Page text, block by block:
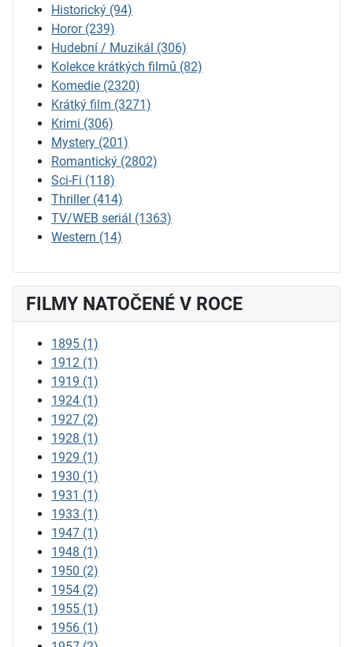
Historický (94)
Horor (239)
Hudební / Muzikál (306)
Kolekce krátkých filmů (82)
Komedie (2320)
Krátký film (3271)
Krimi (306)
Mystery (201)
Romantický (2802)
Sci-Fi (118)
Thriller (414)
TV/WEB seriál (1363)
Western (14)
FILMY NATOČENÉ V ROCE
1895 (1)
1912 (1)
1919 (1)
1924 (1)
1927 (2)
1928 (1)
1929 (1)
1930 (1)
1931 (1)
1933 (1)
1947 (1)
1948 (1)
1950 (2)
1954 (2)
1955 (1)
1956 (1)